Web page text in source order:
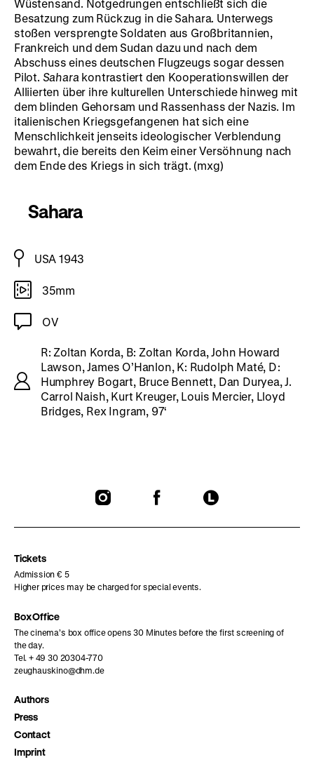
Wüstensand. Notgedrungen entschließt sich die
Besatzung zum Rückzug in die Sahara. Unterwegs
stoßen versprengte Soldaten aus Großbritannien,
Frankreich und dem Sudan dazu und nach dem
Abschuss eines deutschen Flugzeugs sogar dessen
Pilot. Sahara kontrastiert den Kooperationswillen der
Alliierten über ihre kulturellen Unterschiede hinweg mit
dem blinden Gehorsam und Rassenhass der Nazis. Im
italienischen Kriegsgefangenen hat sich eine
Menschlichkeit jenseits ideologischer Verblendung
bewahrt, die bereits den Keim einer Versöhnung nach
dem Ende des Kriegs in sich trägt. (mxg)
Sahara
USA 1943
35mm
OV
R: Zoltan Korda, B: Zoltan Korda, John Howard
Lawson, James O’Hanlon, K: Rudolph Maté, D:
Humphrey Bogart, Bruce Bennett, Dan Duryea, J.
Carrol Naish, Kurt Kreuger, Louis Mercier, Lloyd
Bridges, Rex Ingram, 97‘
To
To
To
Tickets
Admission € 5
Higher prices may be charged for special events.
Box Office
The cinema’s box office opens 30 Minutes before the first screening of
the day.
Tel. + 49 30 20304-770
zeughauskino@dhm.de
Authors
Press
Contact
Imprint